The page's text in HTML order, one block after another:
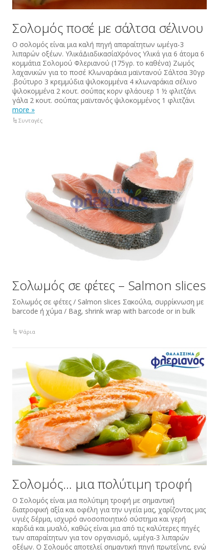
Σολομός ποσέ με σάλτσα σέλινου
Ο σολομός είναι μια καλή πηγή απαραίτητων ωμέγα-3
λιπαρών οξέων. ΥλικάΔιαδικασίαΧρόνος Υλικά για 6 άτομα 6
κομμάτια Σολομού Φλεριανού (175γρ. το καθένα) Ζωμός
λαχανικών για το ποσέ Κλωναράκια μαϊντανού Σάλτσα 30γρ
.βούτυρο 3 κρεμμύδια ψιλοκομμένα 4 κλωναράκια σέλινο
ψιλοκομμένα 2 κουτ. σούπας κορν φλάουερ 1 ½ φλιτζάνι
γάλα 2 κουτ. σούπας μαϊντανός ψιλοκομμένος 1 φλιτζάνι
more »
Συνταγές
Σολωμός σε φέτες – Salmon slices
Σολωμός σε φέτες / Salmon slices Σακούλα, συρρίκνωση με
barcode ή χύμα / Bag, shrink wrap with barcode or in bulk
Ψάρια
Σολομός… μια πολύτιμη τροφή
Ο Σολομός είναι μια πολύτιμη τροφή με σημαντική
διατροφική αξία και οφέλη για την υγεία μας, χαρίζοντας μας
υγιές δέρμα, ισχυρό ανοσοποιητικό σύστημα και γερή
καρδιά και μυαλό, καθώς είναι μια από τις καλύτερες πηγές
των απαραίτητων για τον οργανισμό, ωμέγα-3 λιπαρών
οξέων. O Σολομός αποτελεί σημαντική πηγή πρωτεΐνης, ενώ